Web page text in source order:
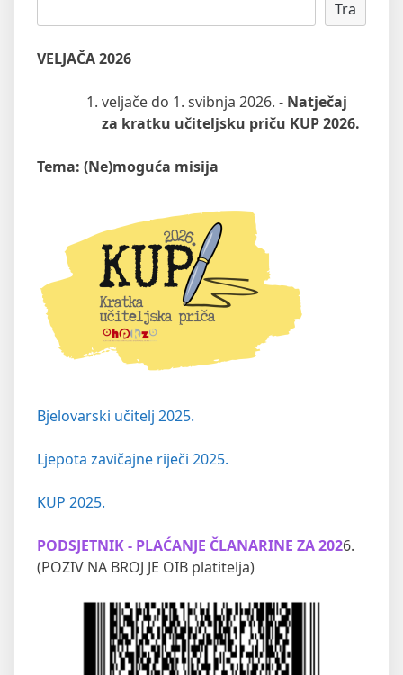
Tra
VELJAČA 2026
veljače do 1. svibnja 2026. - Natječaj
za kratku učiteljsku priču KUP 2026.
Tema: (Ne)moguća misija
Bjelovarski učitelj 2025.
Ljepota zavičajne riječi 2025.
KUP 2025.
PODSJETNIK - PLAĆANJE ČLANARINE ZA 2026.
(POZIV NA BROJ JE OIB platitelja)